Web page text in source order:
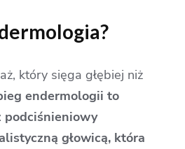
który sięga głębiej niż
endermologii to
podciśnieniowy
głowicą, która